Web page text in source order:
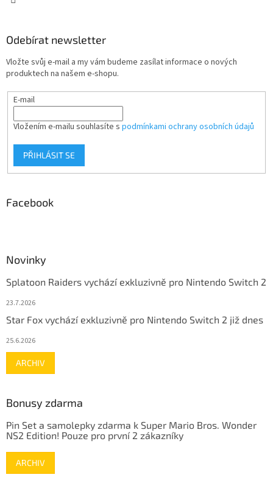
Odebírat newsletter
Vložte svůj e-mail a my vám budeme zasílat informace o nových
produktech na našem e-shopu.
E-mail
Vložením e-mailu souhlasíte s podmínkami ochrany osobních údajů
PŘIHLÁSIT SE
Facebook
Novinky
Splatoon Raiders vychází exkluzivně pro Nintendo Switch 2
23.7.2026
Star Fox vychází exkluzivně pro Nintendo Switch 2 již dnes
25.6.2026
ARCHIV
Bonusy zdarma
Pin Set a samolepky zdarma k Super Mario Bros. Wonder
NS2 Edition! Pouze pro první 2 zákazníky
ARCHIV